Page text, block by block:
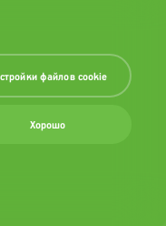
файлов cookie
Хорошо